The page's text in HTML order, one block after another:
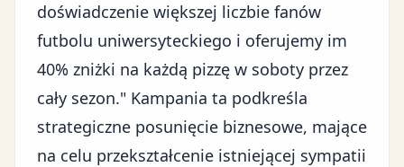
doświadczenie większej liczbie fanów
futbolu uniwersyteckiego i oferujemy im
40% zniżki na każdą pizzę w soboty przez
cały sezon." Kampania ta podkreśla
strategiczne posunięcie biznesowe, mające
na celu przekształcenie istniejącej sympatii